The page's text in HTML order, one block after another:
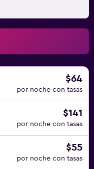
$64
por noche con tasas
$141
por noche con tasas
$55
por noche con tasas